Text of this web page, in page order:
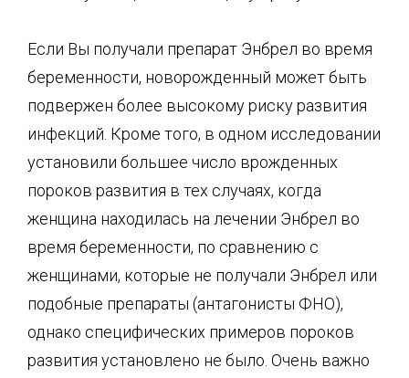
Если Вы получали препарат Энбрел во время
беременности, новорожденный может быть
подвержен более высокому риску развития
инфекций. Кроме того, в одном исследовании
установили большее число врожденных
пороков развития в тех случаях, когда
женщина находилась на лечении Энбрел во
время беременности, по сравнению с
женщинами, которые не получали Энбрел или
подобные препараты (антагонисты ФНО),
однако специфических примеров пороков
развития установлено не было. Очень важно